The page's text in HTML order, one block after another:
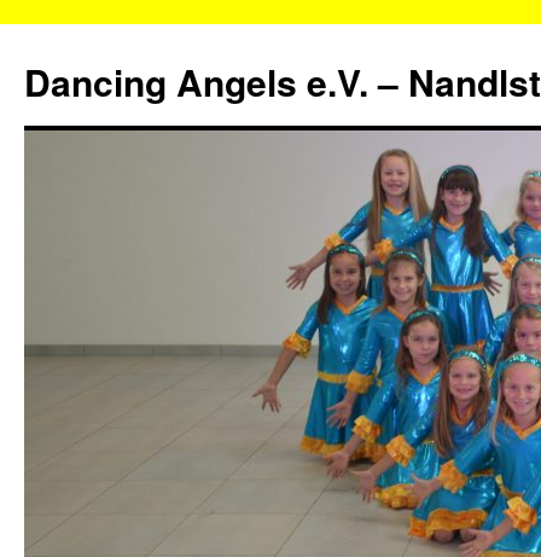
springen
Dancing Angels e.V. –